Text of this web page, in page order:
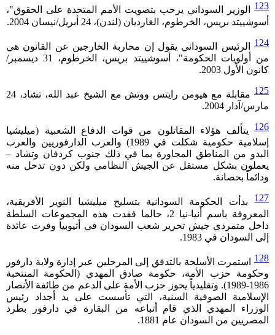
123 الوزير السوداني يرحب بتصويت الأمم المتحدة على الحقوق"،
أسوشييتد بريس، الخرطوم، الغارديان (لندن)، 24 أبريل/نيسان 2004.
124 الرئيس السوداني يقول إن محاربة الخارجين عن القانون هي
من أولويات الحكومة"، أسوشييتد بريس، الخرطوم، 31 ديسمبر/
كانون الأول 2003.
125
مقابلة مع هيومن رايتس ووتش مع الشيخ عبد الله، تشاد، 24
مارس/آذار 2004.
126 يتألف هؤلاء المقاتلون من قوات الدفاع الشعبية (ميليشيا
إسلامية حكومية شكلت في 1989) والعرب الدارفوريين والعرب
البدو من المناطق المجاورة بما في ذلك جنوب كردفان وتشاد –
يعملون بشكل مستقل عن الجيش النظامي ولكن دون تدخل منه
ودائماً بحصانة.
127 بدأت الحكومة السودانية بتسليح ميليشيا النوير الأفريقية،
المعروفة باسم أنيا-نيا 2، حالما فقدت هذه المجموعات السلطة
داخل متمردي جيش تحرير شعب السودان في أثيوبيا وفرت عائدة
إلى السودان في 1983.
128 استمرت الأسلحة بالتدفق إلى المرحلين عبر إدارة ولاية دارفور
وحكومة حزب الأمة، حكومة صادق المهدي (الحكومة المنتخبة
1986-1989). وتقليدياً يحوز حزب الأمة على الدعم من طائفة الأنصار
الإسلامية الصوفية السنية، التي تأسست على يد أجداد رئيس
الوزراء المهدي الذي قام أتباعه من البقارة في دارفور بطرد
المصريين من السودان عام 1881.